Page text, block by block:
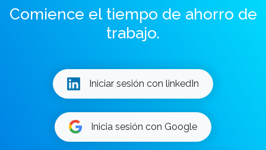
Comience el tiempo de ahorro de
trabajo.
Iniciar sesión con linkedIn
Inicia sesión con Google